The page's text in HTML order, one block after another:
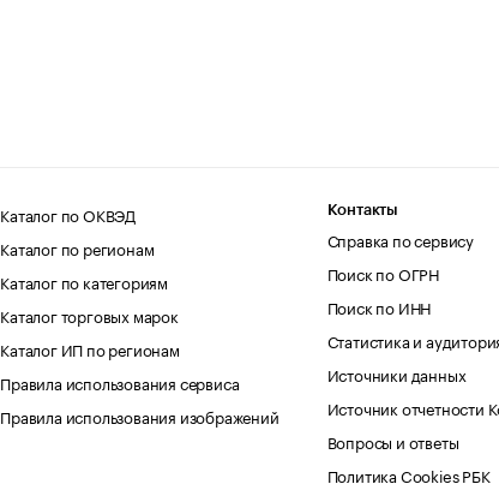
Каталог по ОКВЭД
Каталог по регионам
Каталог по категориям
Каталог торговых марок
Каталог ИП по регионам
Правила использования сервиса
Правила использования изображений
Контакты
Справка по сервису
Поиск по ОГРН
Поиск по ИНН
Статистика и
Источники данных
Источник отчетности
Вопросы и ответы
Политика Cookies РБК